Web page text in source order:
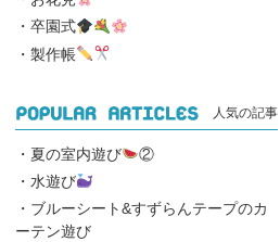
卒園式
製作帳
人気の記事
夏の室内遊び
②
水遊び
ブルーシート&すずらんテープのカ
ーテン遊び